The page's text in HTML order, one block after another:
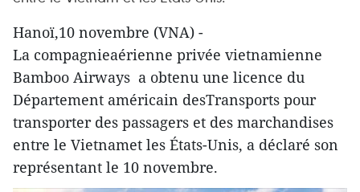
Hanoï,10 novembre (VNA) -
La compagnieaérienne privée vietnamienne
Bamboo Airways a obtenu une licence du
Département américain desTransports pour
transporter des passagers et des marchandises
entre le Vietnamet les États-Unis, a déclaré son
représentant le 10 novembre.